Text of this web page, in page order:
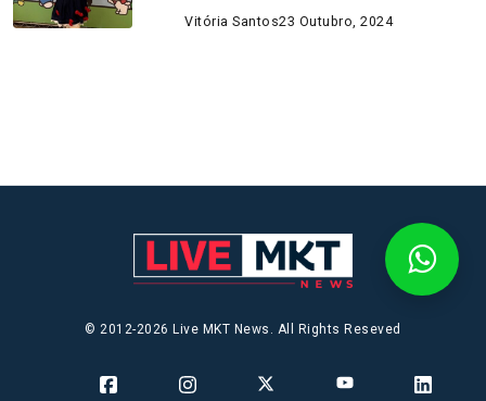
Vitória Santos23 Outubro, 2024
© 2012-2026 Live MKT News. All Rights Reseved